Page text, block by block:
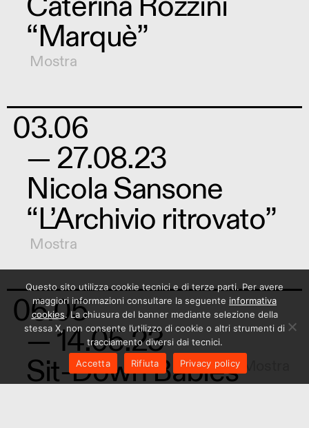
“Marquè”
Mostra
03.06
— 27.08.23
Nicola Sansone
“L’Archivio ritrovato”
Mostra
06.05
— 14.05.23
Sit-Down Babies
Questo sito utilizza cookie tecnici e di terze parti. Per avere
maggiori informazioni consultare la seguente informativa
cookies. La chiusura del banner mediante selezione della
stessa X, non consente l’utilizzo di cookie o altri strumenti di
tracciamento diversi dai tecnici.
Accetta
Rifiuta Privacy policy